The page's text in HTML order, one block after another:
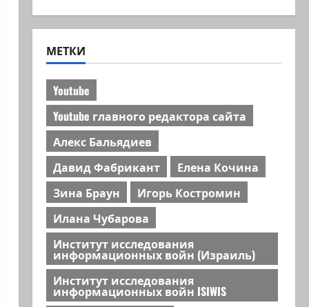
МЕТКИ
Youtube
Youtube главного редактора сайта
Алекс Бальядиев
Давид Фабрикант
Елена Кочина
Зина Браун
Игорь Костромин
Илана Чубарова
Институт исследования
информационных войн (Израиль)
Институт исследования
информационных войн ISIWIS